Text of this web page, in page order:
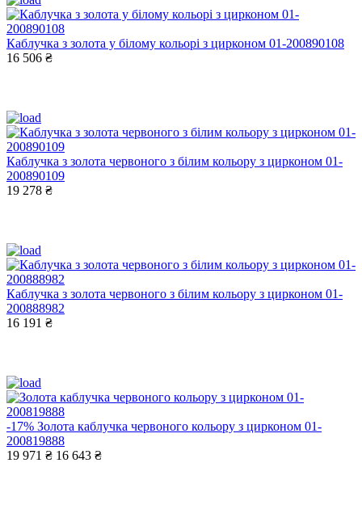
Каблучка з золота у білому кольорі з цирконом 01-200890108
16 506 ₴
Каблучка з золота червоного з білим кольору з цирконом 01-
200890109
19 278 ₴
Каблучка з золота червоного з білим кольору з цирконом 01-
200888982
16 191 ₴
-17% Золота каблучка червоного кольору з цирконом 01-
200819888
19 971 ₴ 16 643 ₴